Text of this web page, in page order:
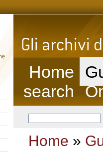
Home
search
Home »